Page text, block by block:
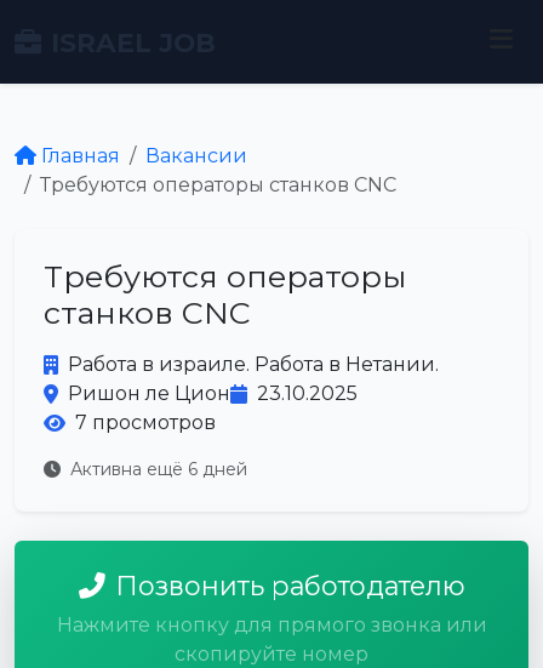
Главная
Вакансии
Требуются операторы станков CNC
Требуются операторы
станков CNC
Работа в израиле. Работа в Нетании.
Ришон ле Цион
23.10.2025
7 просмотров
Активна ещё 6 дней
Позвонить работодателю
Нажмите кнопку для прямого звонка или
скопируйте номер